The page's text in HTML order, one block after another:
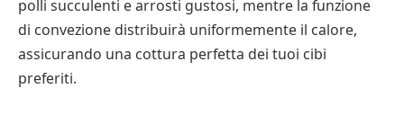
polli succulenti e arrosti gustosi, mentre la funzione
di convezione distribuirà uniformemente il calore,
assicurando una cottura perfetta dei tuoi cibi
preferiti.